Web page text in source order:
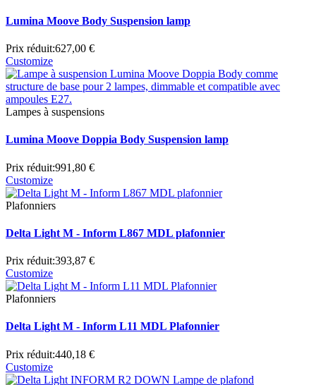
Lumina Moove Body Suspension lamp
Prix réduit:627,00 €
Customize
Lampes à suspensions
Lumina Moove Doppia Body Suspension lamp
Prix réduit:991,80 €
Customize
Plafonniers
Delta Light M - Inform L867 MDL plafonnier
Prix réduit:393,87 €
Customize
Plafonniers
Delta Light M - Inform L11 MDL Plafonnier
Prix réduit:440,18 €
Customize